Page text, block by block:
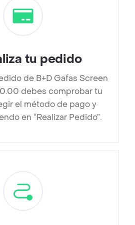
tu pedido
de B+D Gafas Screen
debes comprobar tu
el método de pago y
en “Realizar Pedido”.